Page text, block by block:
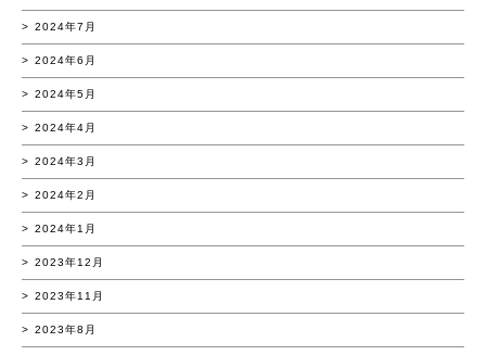
2024年7月
2024年6月
2024年5月
2024年4月
2024年3月
2024年2月
2024年1月
2023年12月
2023年11月
2023年8月